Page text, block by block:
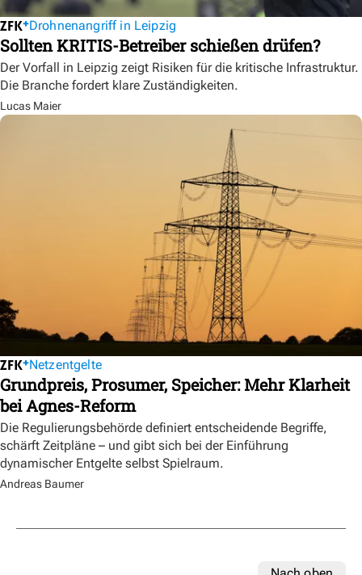
Drohnenangriff in Leipzig
Sollten KRITIS-Betreiber schießen drüfen?
Der Vorfall in Leipzig zeigt Risiken für die kritische Infrastruktur.
Die Branche fordert klare Zuständigkeiten.
Lucas Maier
Netzentgelte
Grundpreis, Prosumer, Speicher: Mehr Klarheit
bei Agnes-Reform
Die Regulierungsbehörde definiert entscheidende Begriffe,
schärft Zeitpläne – und gibt sich bei der Einführung
dynamischer Entgelte selbst Spielraum.
Andreas Baumer